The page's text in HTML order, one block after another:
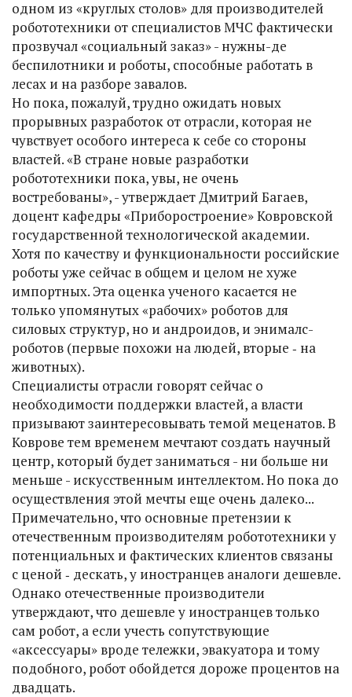
одном из «круглых столов» для производителей
робототехники от специалистов МЧС фактически
прозвучал «социальный заказ» - нужны-де
беспилотники и роботы, способные работать в
лесах и на разборе завалов.
Но пока, пожалуй, трудно ожидать новых
прорывных разработок от отрасли, которая не
чувствует особого интереса к себе со стороны
властей. «В стране новые разработки
робототехники пока, увы, не очень
востребованы», - утверждает Дмитрий Багаев,
доцент кафедры «Приборостроение» Ковровской
государственной технологической академии.
Хотя по качеству и функциональности российские
роботы уже сейчас в общем и целом не хуже
импортных. Эта оценка ученого касается не
только упомянутых «рабочих» роботов для
силовых структур, но и андроидов, и энималс-
роботов (первые похожи на людей, вторые ‑ на
животных).
Специалисты отрасли говорят сейчас о
необходимости поддержки властей, а власти
призывают заинтересовывать темой меценатов. В
Коврове тем временем мечтают создать научный
центр, который будет заниматься - ни больше ни
меньше - искусственным интеллектом. Но пока до
осуществления этой мечты еще очень далеко...
Примечательно, что основные претензии к
отечественным производителям робототехники у
потенциальных и фактических клиентов связаны
с ценой ‑ дескать, у иностранцев аналоги дешевле.
Однако отечественные производители
утверждают, что дешевле у иностранцев только
сам робот, а если учесть сопутствующие
«аксессуары» вроде тележки, эвакуатора и тому
подобного, робот обойдется дороже процентов на
двадцать.